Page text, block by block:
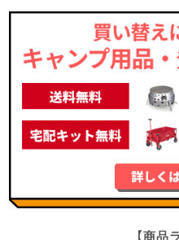
【商品